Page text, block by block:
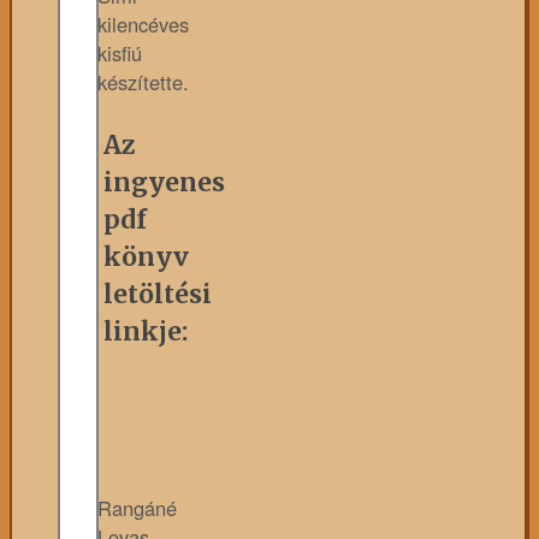
kilencéves
kisfiú
készítette.
Az
ingyenes
pdf
könyv
letöltési
linkje:
Rangáné